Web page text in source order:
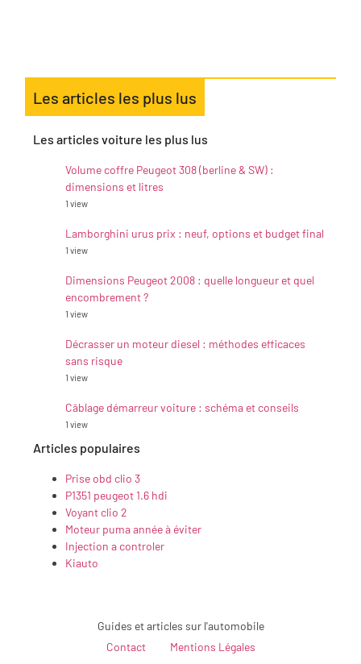
Les articles les plus lus
Les articles voiture les plus lus
Volume coffre Peugeot 308 (berline & SW) :
dimensions et litres
1 view
Lamborghini urus prix : neuf, options et budget final
1 view
Dimensions Peugeot 2008 : quelle longueur et quel
encombrement ?
1 view
Décrasser un moteur diesel : méthodes efficaces
sans risque
1 view
Câblage démarreur voiture : schéma et conseils
1 view
Articles populaires
Prise obd clio 3
P1351 peugeot 1.6 hdi
Voyant clio 2
Moteur puma année à éviter
Injection a controler
Kiauto
Guides et articles sur l'automobile
Contact
Mentions Légales